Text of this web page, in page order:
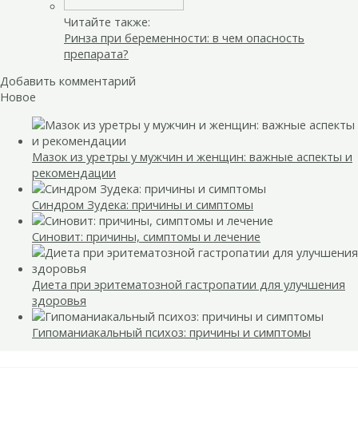
Читайте также:
Ринза при беременности: в чем опасность
препарата?
Добавить комментарий
Новое
Мазок из уретры у мужчин и женщин: важные аспекты и
рекомендации
Синдром Зудека: причины и симптомы
Синовит: причины, симптомы и лечение
Диета при эритематозной гастропатии для улучшения
здоровья
Гипоманиакальный психоз: причины и симптомы